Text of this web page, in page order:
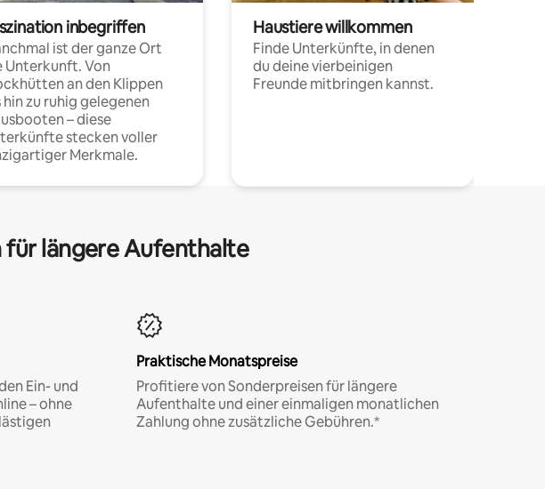
inbegriffen
ist der ganze Ort
Unterkunft. Von
an den Klippen
hin zu ruhig gelegenen
– diese
stecken voller
Merkmale.
Haustiere willkommen
Finde Unterkünfte, in denen
du deine vierbeinigen
Freunde mitbringen kannst.
längere Aufenthalte
Ein- und
– ohne
Praktische Monatspreise
Profitiere von Sonderpreisen für längere
Aufenthalte und einer einmaligen monatlichen
Zahlung ohne zusätzliche Gebühren.*